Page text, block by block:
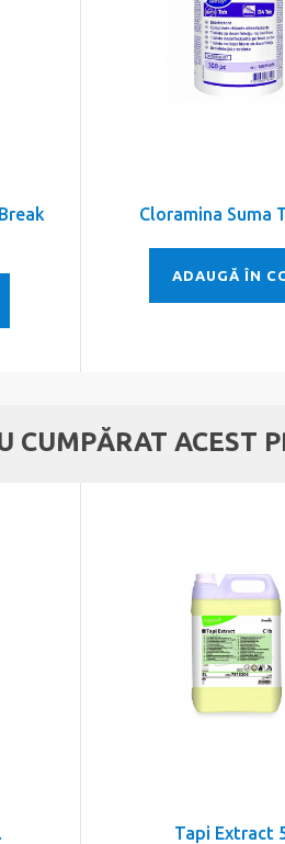
Cloramina Suma
ADAUGĂ ÎN
CUMPĂRAT ACEST
Tapi Extract